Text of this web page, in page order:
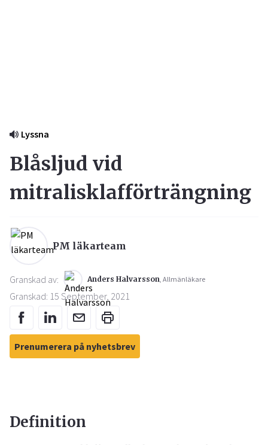
Lyssna
Blåsljud vid
mitralisklafförträngning
PM läkarteam
Granskad av: Anders Halvarsson, Allmänläkare
Granskad: 15 September, 2021
Prenumerera på nyhetsbrev
Definition